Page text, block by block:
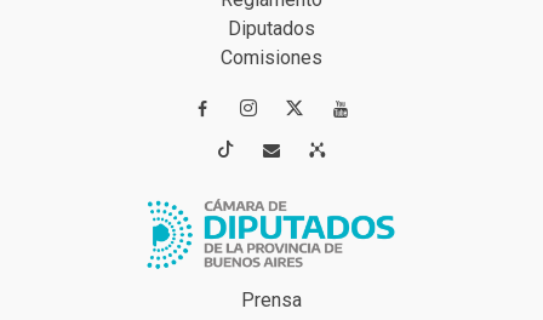
Diputados
Comisiones
 
 
Prensa